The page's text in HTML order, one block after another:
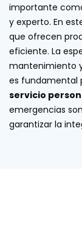
importante
y experto. En
que ofrecen
eficiente. La
mantenimiento
es fundamental
servicio
emergencias
garantizar la